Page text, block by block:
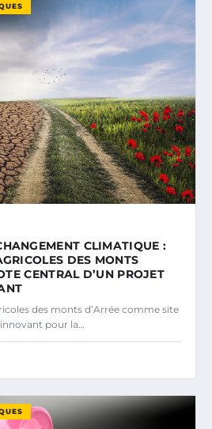
CLIMATIQUE :
DES MONTS
CENTRAL D’UN PROJET
des monts d’Arrée comme site
pour la…